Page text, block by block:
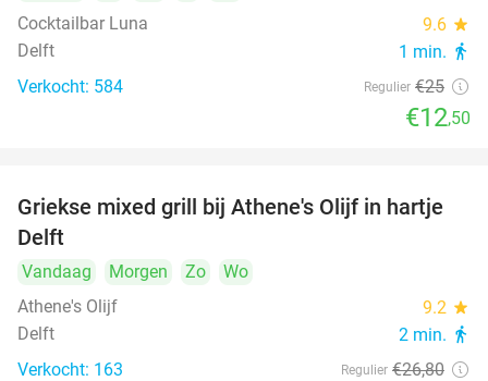
Cocktailbar Luna
9.6 star
Delft 1 min. directions_walk
Verkocht: 584 Regulier €25
€12,50
26%
Griekse mixed grill bij Athene's Olijf in hartje
Delft
Vandaag Morgen Zo
Wo
Athene's Olijf
9.2 star
Delft 2 min. directions_walk
Verkocht: 163 Regulier €26,80